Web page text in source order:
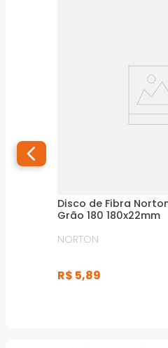
Disco de Fibra
Grão 180 180x22mm
NORTON
R$ 5,89